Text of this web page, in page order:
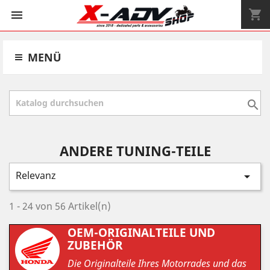
 shopping_cart
MENÜ

ANDERE TUNING-TEILE
Relevanz 
1 - 24 von 56 Artikel(n)
OEM-ORIGINALTEILE UND
ZUBEHÖR
Die Originalteile Ihres Motorrades und das